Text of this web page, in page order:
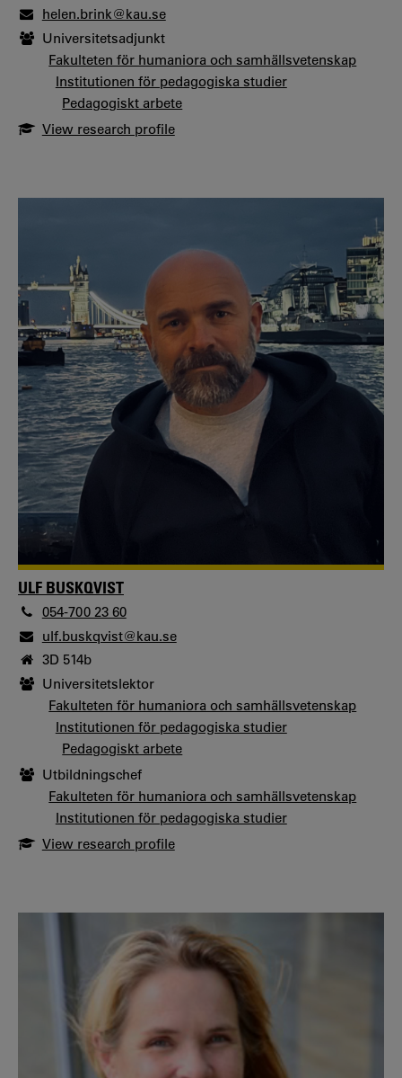
helen.brink@kau.se
Universitetsadjunkt
Fakulteten för humaniora och samhällsvetenskap
Institutionen för pedagogiska studier
Pedagogiskt arbete
View research profile
ULF BUSKQVIST
054-700 23 60
ulf.buskqvist@kau.se
3D 514b
Universitetslektor
Fakulteten för humaniora och samhällsvetenskap
Institutionen för pedagogiska studier
Pedagogiskt arbete
Utbildningschef
Fakulteten för humaniora och samhällsvetenskap
Institutionen för pedagogiska studier
View research profile